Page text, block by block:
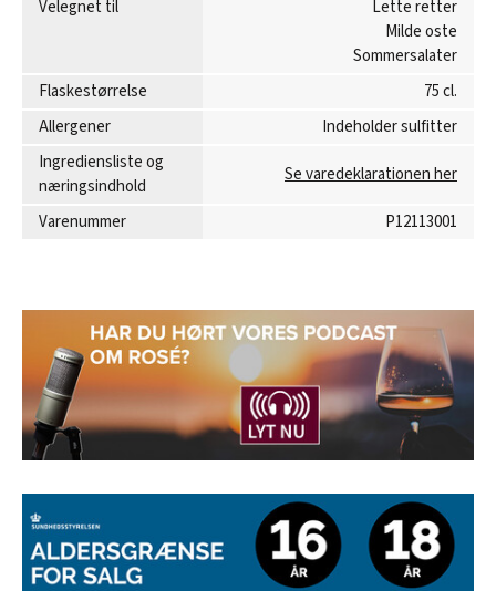
Velegnet til
Lette retter
Milde oste
Sommersalater
Flaskestørrelse
75 cl.
Allergener
Indeholder sulfitter
Ingrediensliste og
næringsindhold
Se varedeklarationen her
Varenummer P12113001